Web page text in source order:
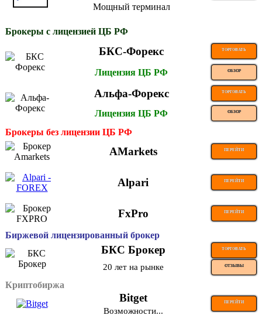
Мощный терминал
Брокеры с лицензией ЦБ РФ
БКС-Форекс ТОРГОВАТЬ
Лицензия ЦБ РФ ОБЗОР
Альфа-Форекс ТОРГОВАТЬ
Лицензия ЦБ РФ ОБЗОР
Брокеры без лицензии ЦБ РФ
AMarkets ПЕРЕЙТИ
Alpari ПЕРЕЙТИ
FxPro ПЕРЕЙТИ
Биржевой лицензированный брокер
БКС Брокер ТОРГОВАТЬ
20 лет на рынке ОТЗЫВЫ
Криптобиржа
Bitget ПЕРЕЙТИ
Возможности...